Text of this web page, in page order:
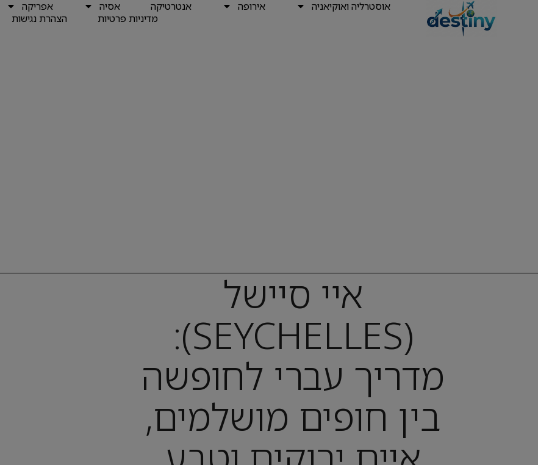
אוסטרליה ואוקיאניה אירופה אנטרטיקה אסיה אפריקה
מדיניות פרטיות
הצהרת נגישות
איי סיישל
(SEYCHELLES):
מדריך עברי לחופשה
בין חופים מושלמים,